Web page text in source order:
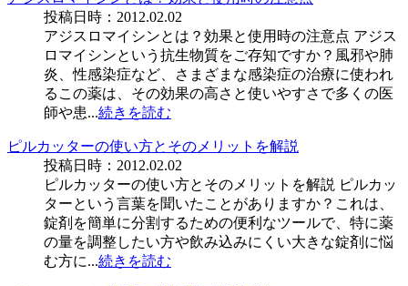
投稿日時：2012.02.02
アジスロマイシンとは？効果と使用時の注意点 アジス
ロマイシンという抗生物質をご存知ですか？風邪や肺
炎、性感染症など、さまざまな感染症の治療に使われ
るこの薬は、その効果の高さと使いやすさで多くの医
師や患...続きを読む
ピルカッターの使い方とそのメリットを解説
投稿日時：2012.02.02
ピルカッターの使い方とそのメリットを解説 ピルカッ
ターという言葉を聞いたことがありますか？これは、
錠剤を簡単に分割するための便利なツールで、特に薬
の量を調整したい方や飲み込みにくい大きな錠剤に悩
む方に...続きを読む